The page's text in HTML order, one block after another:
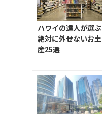
ハワイの達人が選ぶ
絶対に外せないお土
産25選